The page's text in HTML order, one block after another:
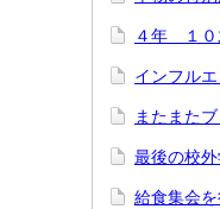
４年 １０
インフル
またまた
最後の校
給食集会を